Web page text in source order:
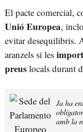
El pacte comercial,
Unió Europea,
evitar desequilibris.
aranzels si les
preus locals durant
Ja ha
amb la